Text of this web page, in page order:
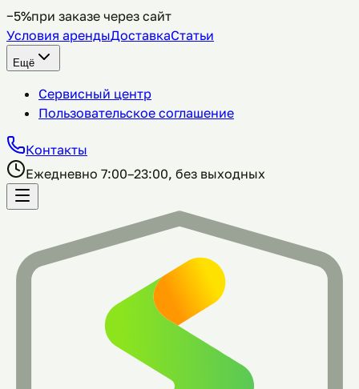
−5%при заказе через сайт
Условия арендыДоставкаСтатьи
Ещё
Сервисный центр
Пользовательское соглашение
Контакты
Ежедневно 7:00–23:00, без выходных